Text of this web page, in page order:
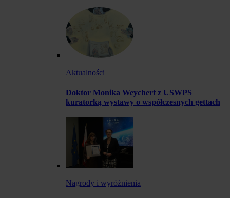
Aktualności
Doktor Monika Weychert z USWPS
kuratorką wystawy o współczesnych gettach
Nagrody i wyróżnienia